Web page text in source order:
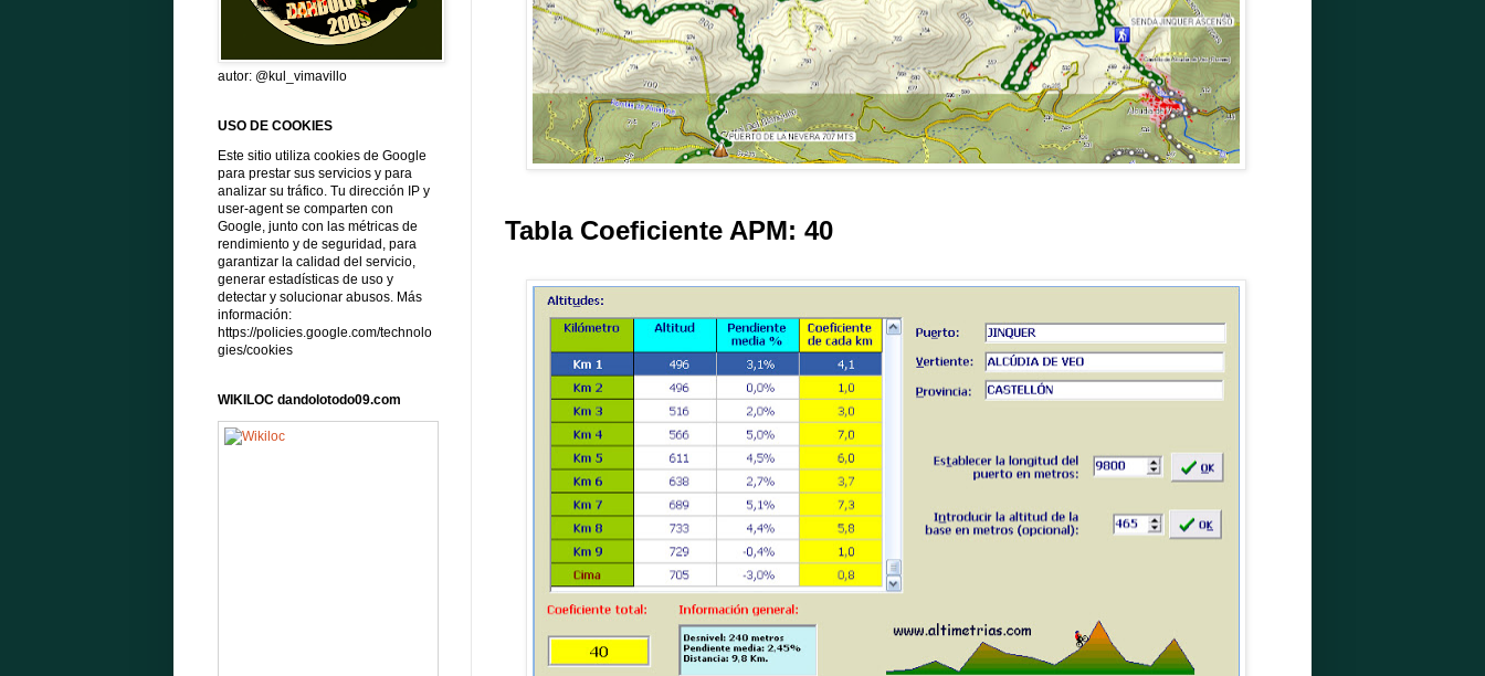
Tabla Coeficiente APM: 40
autor: @kul_vimavillo
USO DE COOKIES
Este sitio utiliza cookies de Google
para prestar sus servicios y para
analizar su tráfico. Tu dirección IP y
user-agent se comparten con
Google, junto con las métricas de
rendimiento y de seguridad, para
garantizar la calidad del servicio,
generar estadísticas de uso y
detectar y solucionar abusos. Más
información:
https://policies.google.com/technolo
gies/cookies
WIKILOC dandolotodo09.com